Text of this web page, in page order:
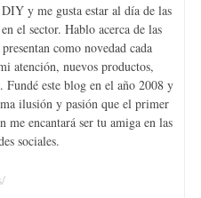
y me gusta estar al día de las
el sector. Hablo acerca de las
como novedad cada
atención, nuevos productos,
este blog en el año 2008 y
ilusión y pasión que el primer
me encantará ser tu amiga en las
sociales.